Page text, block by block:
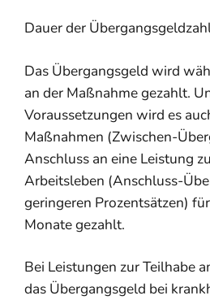
Dauer der
Das Übergangsgeld wird
an der Maßnahme gezahlt.
Voraussetzungen wird es
Maßnahmen (Zwischen-
Anschluss an eine Leistung
Arbeitsleben (Anschluss-
geringeren Prozentsätzen)
Monate gezahlt.
Bei Leistungen zur Teilhabe
das Übergangsgeld bei